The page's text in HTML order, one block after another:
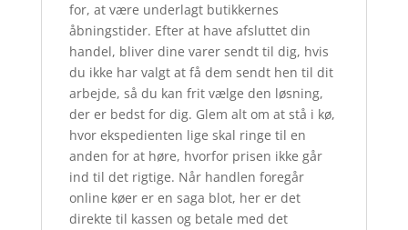
for, at være underlagt butikkernes
åbningstider. Efter at have afsluttet din
handel, bliver dine varer sendt til dig, hvis
du ikke har valgt at få dem sendt hen til dit
arbejde, så du kan frit vælge den løsning,
der er bedst for dig. Glem alt om at stå i kø,
hvor ekspedienten lige skal ringe til en
anden for at høre, hvorfor prisen ikke går
ind til det rigtige. Når handlen foregår
online køer er en saga blot, her er det
direkte til kassen og betale med det